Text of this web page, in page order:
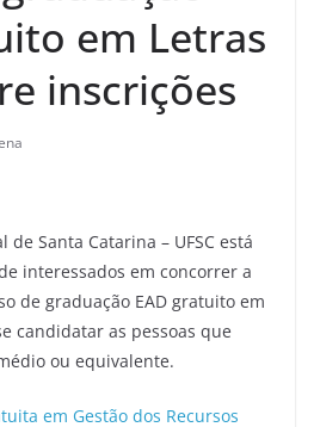
em Letras
inscrições
de Santa Catarina – UFSC está
interessados em concorrer a
de graduação EAD gratuito em
candidatar as pessoas que
ou equivalente.
em Gestão dos Recursos